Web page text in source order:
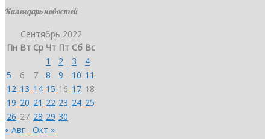
Календарь новостей
Сентябрь 2022
Пн Вт Ср Чт Пт Сб Вс
1
2 3
4
5
6 7 8 9 10 11
12 13 14 15 16 17 18
19 20 21 22 23 24 25
26 27 28 29 30
« Авг
Окт »